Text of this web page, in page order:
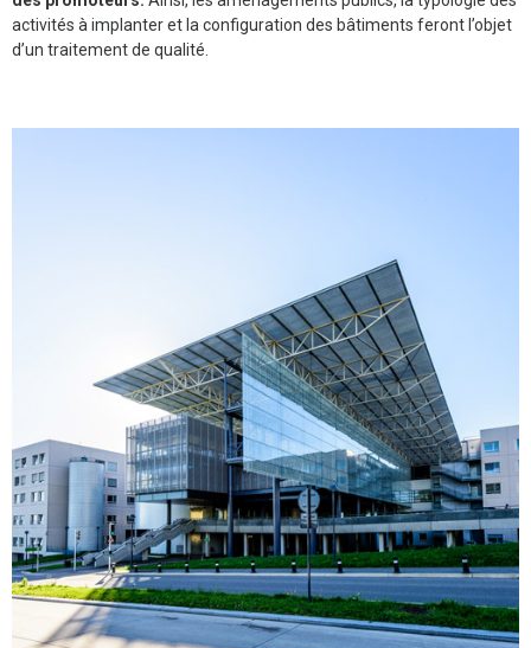
activités à implanter et la configuration des bâtiments feront l’objet
d’un traitement de qualité.